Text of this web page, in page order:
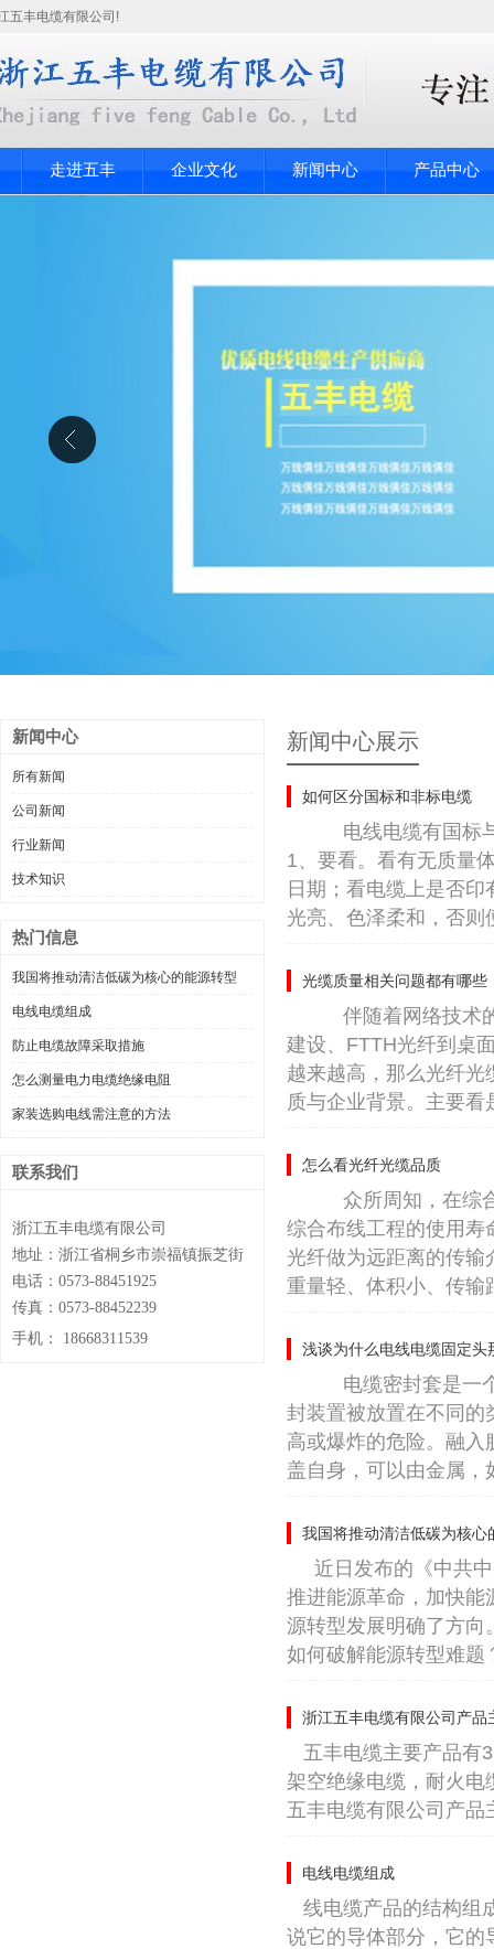
五丰电缆有限公司!
走进五丰 企业文化 新闻中心 产品中心
新闻中心
所有新闻
公司新闻
行业新闻
技术知识
热门信息
我国将推动清洁低碳为核心的能源转型
电线电缆组成
防止电缆故障采取措施
怎么测量电力电缆绝缘电阻
家装选购电线需注意的方法
联系我们
浙江五丰电缆有限公司
地址：浙江省桐乡市崇福镇振芝街
电话：0573-88451925
传真：0573-88452239
手机：
18668311539
新闻中心展示
如何区分国标和非标电缆
电线电缆有国标
1、要看。看有无质量
日期；看电缆上是否
光亮、色泽柔和，否
光缆质量相关问题都有哪些
伴随着网络技术的
建设、FTTH光纤到桌
越来越高，那么光纤
质与企业背景。主要
怎么看光纤光缆品质
众所周知，在综合
综合布线工程的使用寿
光纤做为远距离的传输
重量轻、体积小、传
浅谈为什么电线电缆固定头
电缆密封套是一个
封装置被放置在不同的
高或爆炸的危险。融
盖自身，可以由金属
我国将推动清洁低碳为核心
近日发布的《中共
推进能源革命，加快能
源转型发展明确了方
如何破解能源转型难题
浙江五丰电缆有限公司产品
五丰电缆主要产品有
架空绝缘电缆，耐火
五丰电缆有限公司产
电线电缆组成
线电缆产品的结构组
说它的导体部分，它的